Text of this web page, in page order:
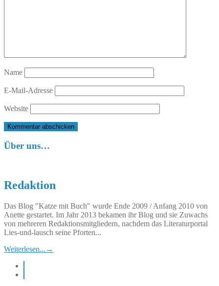
Name
E-Mail-Adresse
Website
Über uns…
Redaktion
Das Blog "Katze mit Buch" wurde Ende 2009 / Anfang 2010 von
Anette gestartet. Im Jahr 2013 bekamen ihr Blog und sie Zuwachs
von mehreren Redaktionsmitgliedern, nachdem das Literaturportal
Lies-und-lausch seine Pforten...
Weiterlesen... →